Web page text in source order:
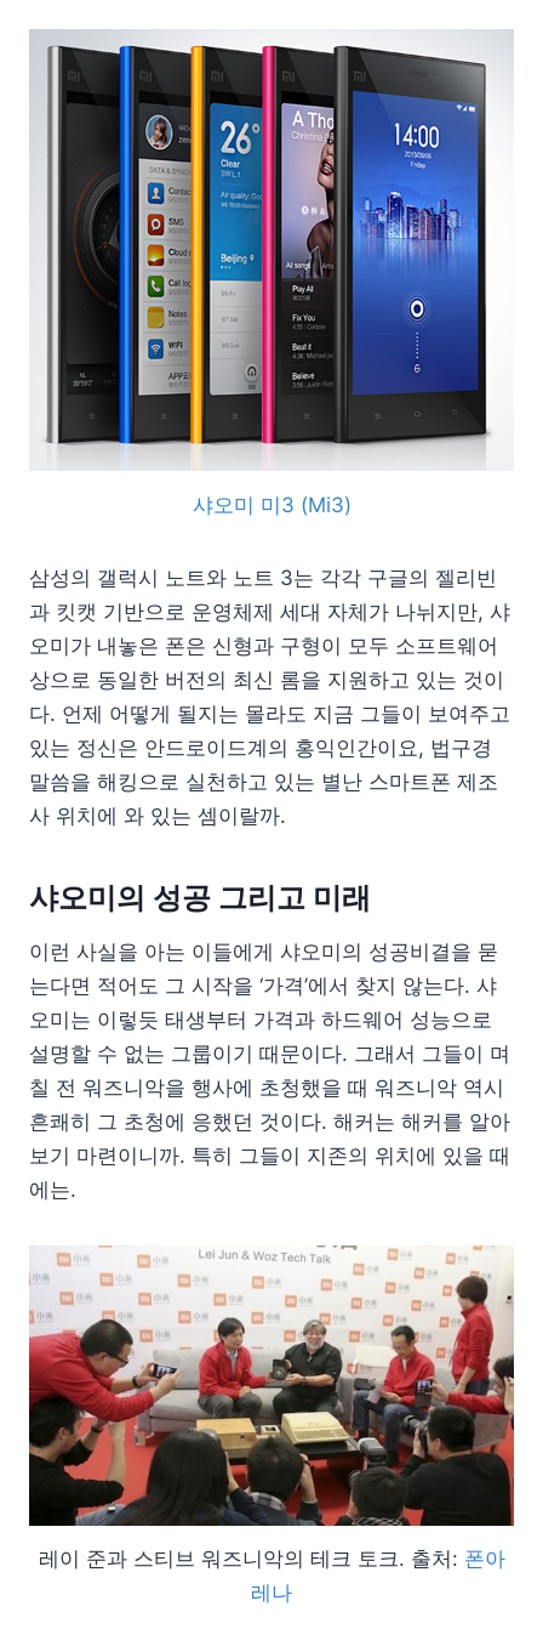
샤오미 미3 (Mi3)
삼성의 갤럭시 노트와 노트 3는 각각 구글의 젤리빈
과 킷캣 기반으로 운영체제 세대 자체가 나뉘지만, 샤
오미가 내놓은 폰은 신형과 구형이 모두 소프트웨어
상으로 동일한 버전의 최신 롬을 지원하고 있는 것이
다. 언제 어떻게 될지는 몰라도 지금 그들이 보여주고
있는 정신은 안드로이드계의 홍익인간이요, 법구경
말씀을 해킹으로 실천하고 있는 별난 스마트폰 제조
사 위치에 와 있는 셈이랄까.
샤오미의 성공 그리고 미래
이런 사실을 아는 이들에게 샤오미의 성공비결을 묻
는다면 적어도 그 시작을 ‘가격’에서 찾지 않는다. 샤
오미는 이렇듯 태생부터 가격과 하드웨어 성능으로
설명할 수 없는 그룹이기 때문이다. 그래서 그들이 며
칠 전 워즈니악을 행사에 초청했을 때 워즈니악 역시
흔쾌히 그 초청에 응했던 것이다. 해커는 해커를 알아
보기 마련이니까. 특히 그들이 지존의 위치에 있을 때
에는.
레이 준과 스티브 워즈니악의 테크 토크. 출처: 폰아
레나